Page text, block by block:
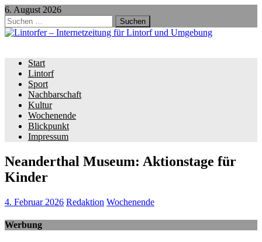
6. August 2026
Suchen
nach:
Start
Lintorf
Sport
Nachbarschaft
Kultur
Wochenende
Blickpunkt
Impressum
Neanderthal Museum: Aktionstage für
Kinder
4. Februar 2026 Redaktion Wochenende
Werbung